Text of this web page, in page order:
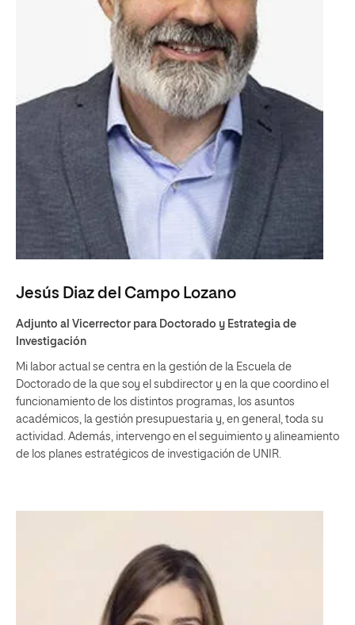
Jesús Diaz del Campo Lozano
Adjunto al Vicerrector para Doctorado y Estrategia de
Investigación
Mi labor actual se centra en la gestión de la Escuela de
Doctorado de la que soy el subdirector y en la que coordino el
funcionamiento de los distintos programas, los asuntos
académicos, la gestión presupuestaria y, en general, toda su
actividad. Además, intervengo en el seguimiento y alineamiento
de los planes estratégicos de investigación de UNIR.